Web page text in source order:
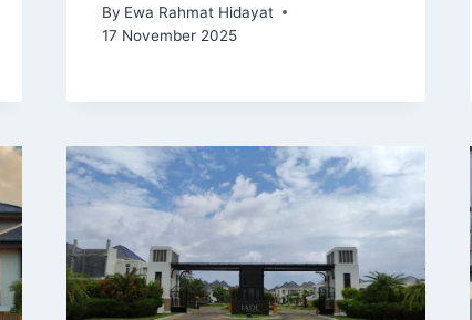
By Ewa Rahmat Hidayat
17 November 2025